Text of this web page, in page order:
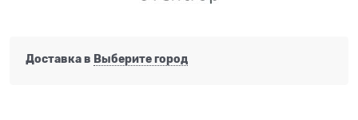
Доставка в Выберите город